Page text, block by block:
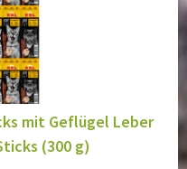
mit Geflügel Leber
(300 g)